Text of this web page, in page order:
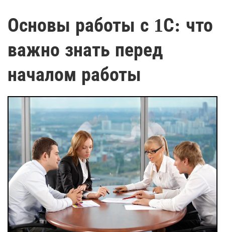
Основы работы с 1С: что
важно знать перед
началом работы